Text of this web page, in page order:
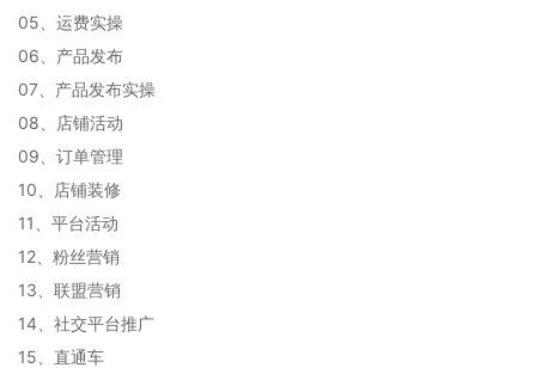
05、运费实操
06、产品发布
07、产品发布实操
08、店铺活动
09、订单管理
10、店铺装修
11、平台活动
12、粉丝营销
13、联盟营销
14、社交平台推广
15、直通车